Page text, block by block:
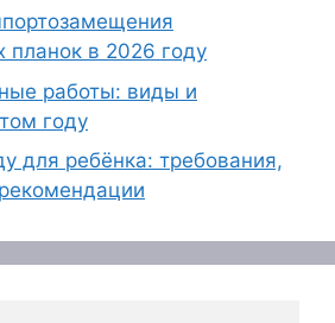
планок в 2026 году
работы: виды и
году
для ребёнка: требования,